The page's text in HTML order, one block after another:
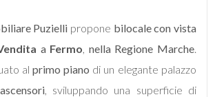
Puzielli propone bilocale con vista
a Fermo, nella Regione Marche.
al primo piano di un elegante palazzo
, sviluppando una superficie di